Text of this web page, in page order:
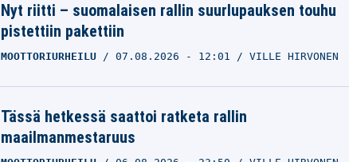
Nyt riitti – suomalaisen rallin suurlupauksen touhu
pistettiin pakettiin
MOOTTORIURHEILU 07.08.2026 - 12:01 VILLE HIRVONEN
Tässä hetkessä saattoi ratketa rallin
maailmanmestaruus